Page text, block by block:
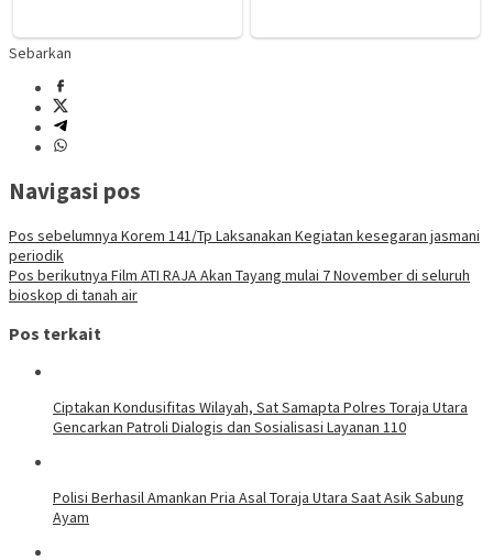
Sebarkan
Navigasi pos
Pos sebelumnya Korem 141/Tp Laksanakan Kegiatan kesegaran jasmani
periodik
Pos berikutnya Film ATI RAJA Akan Tayang mulai 7 November di seluruh
bioskop di tanah air
Pos terkait
Ciptakan Kondusifitas Wilayah, Sat Samapta Polres Toraja Utara
Gencarkan Patroli Dialogis dan Sosialisasi Layanan 110
Polisi Berhasil Amankan Pria Asal Toraja Utara Saat Asik Sabung
Ayam